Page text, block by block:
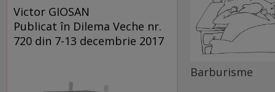
Victor GIOSAN
Publicat în Dilema Veche nr.
720 din 7-13 decembrie 2017
Barburisme